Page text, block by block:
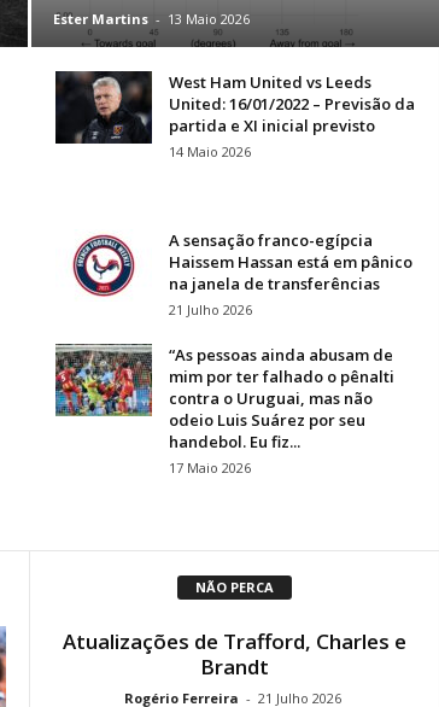
Ester Martins - 13 Maio 2026
West Ham United vs Leeds
United: 16/01/2022 – Previsão da
partida e XI inicial previsto
14 Maio 2026
A sensação franco-egípcia
Haissem Hassan está em pânico
na janela de transferências
21 Julho 2026
“As pessoas ainda abusam de
mim por ter falhado o pênalti
contra o Uruguai, mas não
odeio Luis Suárez por seu
handebol. Eu fiz...
17 Maio 2026
NÃO PERCA
Atualizações de Trafford, Charles e
Brandt
Rogério Ferreira - 21 Julho 2026